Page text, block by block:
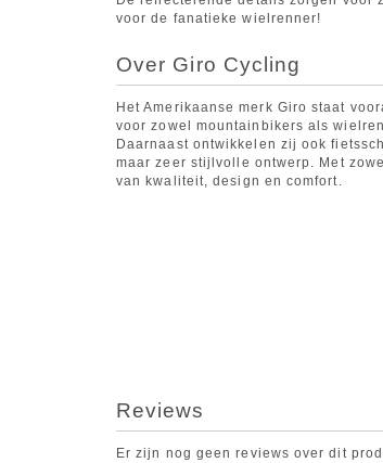
voor de fanatieke wielrenner!
Over Giro Cycling
Het Amerikaanse merk Giro staat
voor zowel mountainbikers als
Daarnaast ontwikkelen zij ook
maar zeer stijlvolle ontwerp. Met
van kwaliteit, design en comfort.
Reviews
Er zijn nog geen reviews over dit